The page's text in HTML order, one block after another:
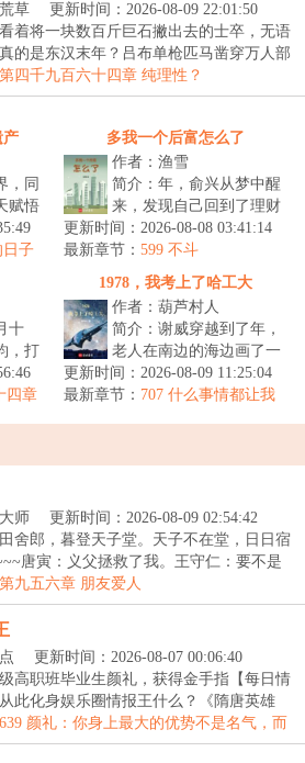
草
更新时间：2026-08-09 22:01:50
着将一块数百斤巨石撇出去的士卒，无语
的是东汉末年？吕布单枪匹马凿穿万人部
第四千九百六十四章 纯理性？
产
，同
赋悟
。
我只
日子
多我一个后富怎么了
作者：渔雪
简介：年，俞兴从梦中醒
来，发现自己回到了理财
亏空的年金融危机前夕。
梦中的自己，初学医，未
能从业，后...
更新时间：2026-08-08 03:41:14
最新章节： 599 不斗
十
，打
一
，她
四章
1978，我考上了哈工大
作者：葫芦村人
简介：谢威穿越到了年，
老人在南边的海边画了一
个圈的那一年，也是恢复
高考的第二年。了解时代
更新时间：2026-08-09 11:25:04
最新章节： 707 什么事情都让我
师
更新时间：2026-08-09 02:54:42
舍郎，暮登天子堂。天子不在堂，日日宿
唐寅：义父拯救了我。王守仁：要不是
第九五六章 朋友爱人
更新时间：2026-08-07 00:06:40
高职班毕业生颜礼，获得金手指【每日情
此化身娱乐圈情报王什么？《隋唐英雄
639 颜礼：你身上最大的优势不是名气，而